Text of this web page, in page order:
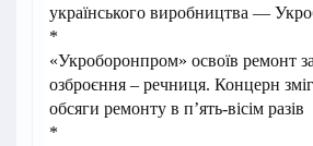
українського виробництва —
*
«Укроборонпром» освоїв ремонт
озброєння – речниця. Концерн
обсяги ремонту в п’ять-вісім разів
*